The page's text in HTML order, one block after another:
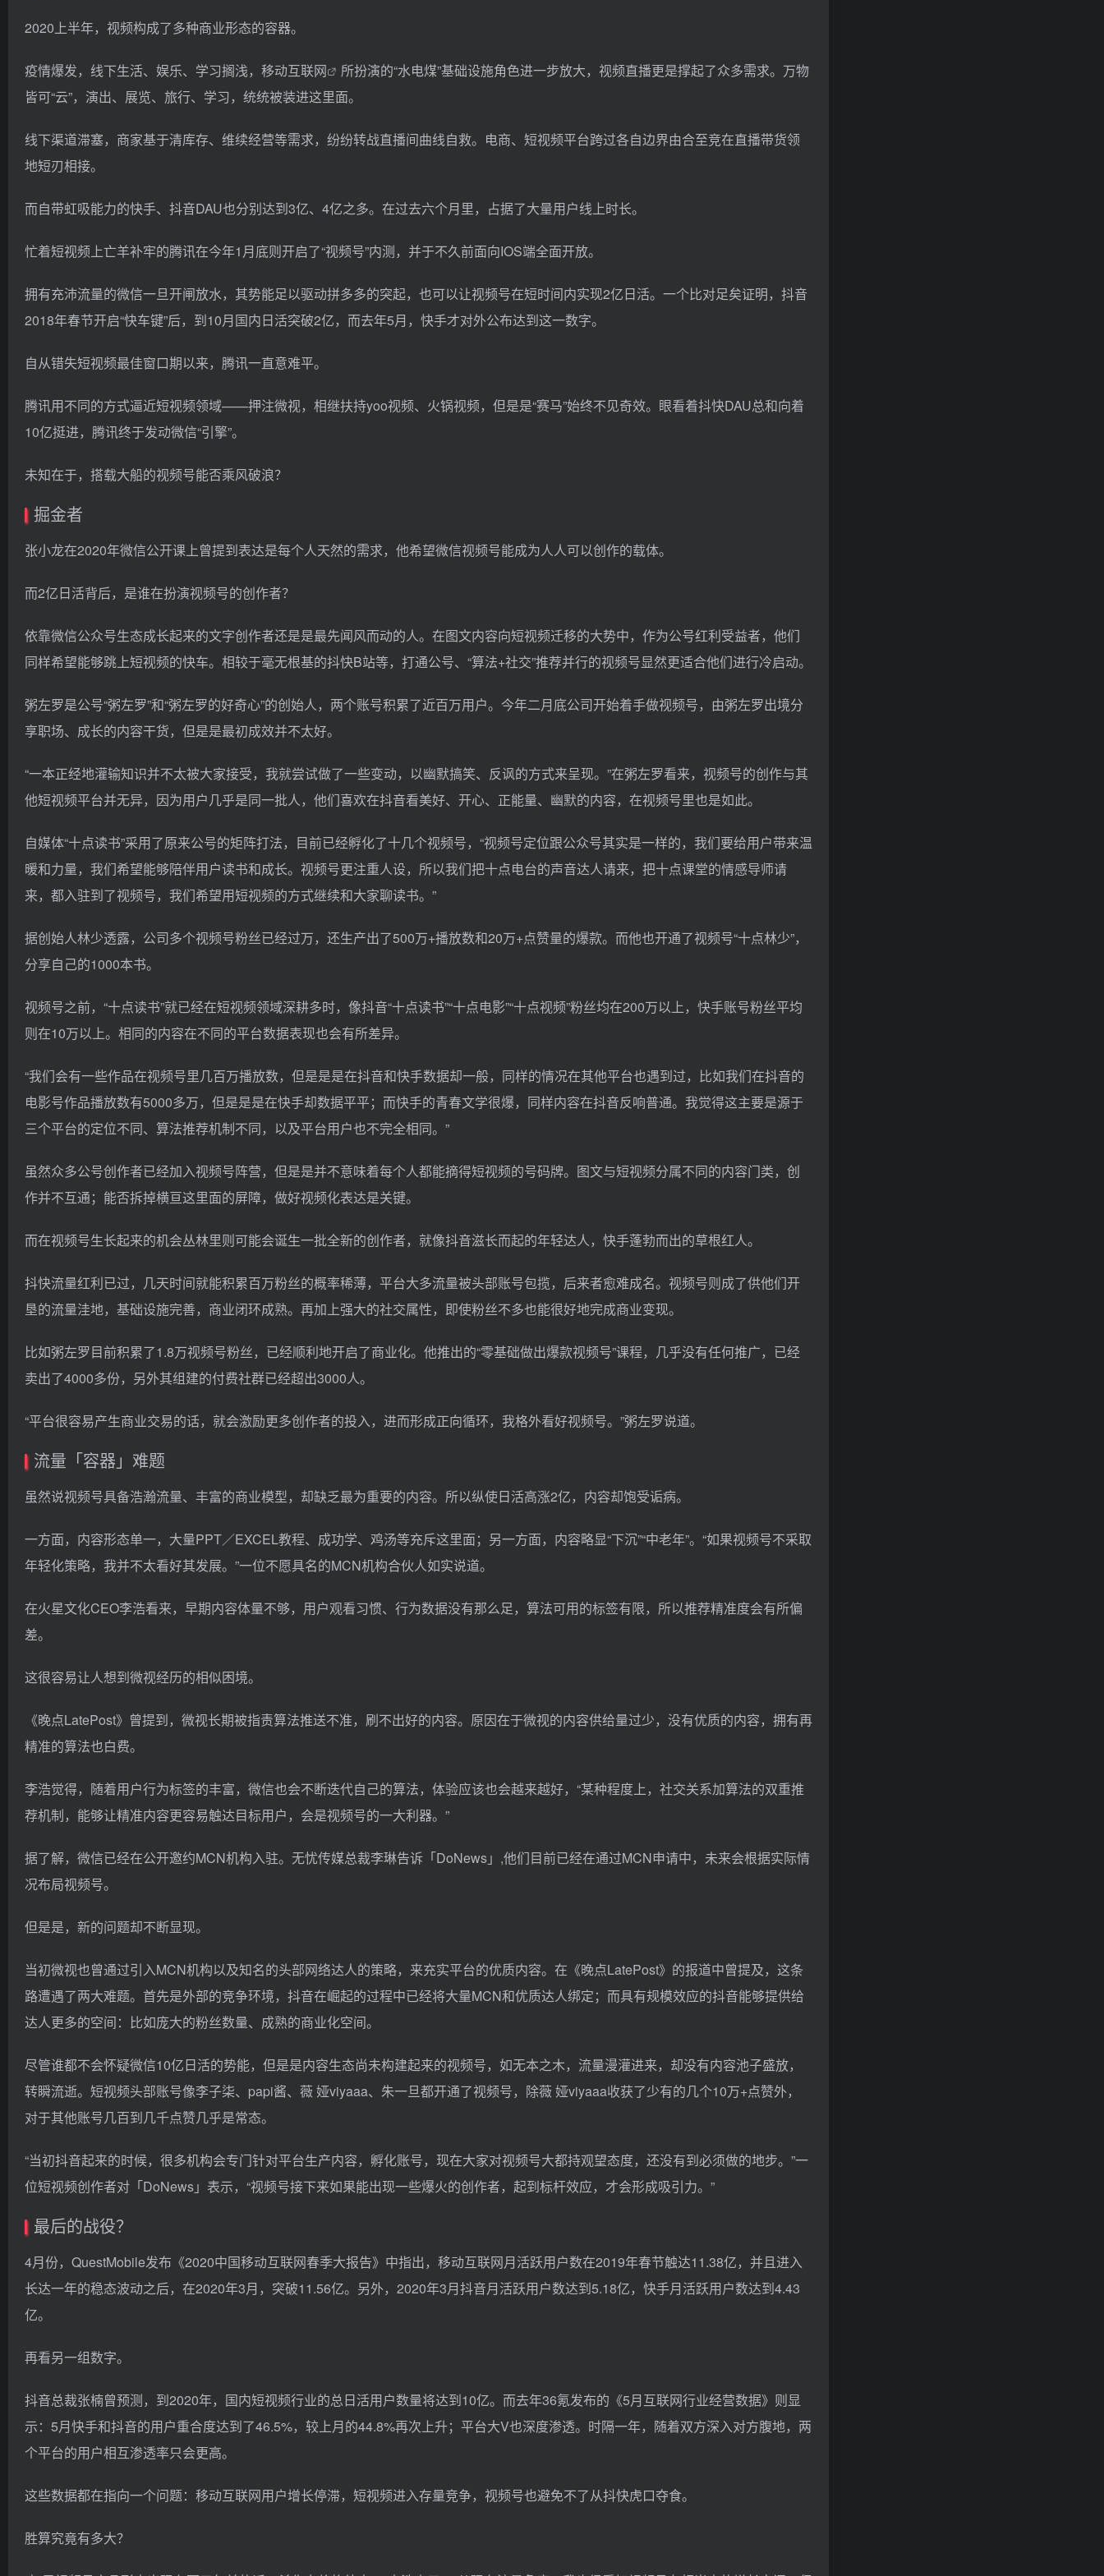
2020上半年，视频构成了多种商业形态的容器。
疫情爆发，线下生活、娱乐、学习搁浅，移动互联网
所扮演的“水电煤”基础设施角色进一步放大，视频直播更是撑起了众多需求。万物
皆可“云”，演出、展览、旅行、学习，统统被装进这里面。
线下渠道滞塞，商家基于清库存、维续经营等需求，纷纷转战直播间曲线自救。电商、短视频平台跨过各自边界由合至竞在直播带货领
地短刃相接。
而自带虹吸能力的快手、抖音DAU也分别达到3亿、4亿之多。在过去六个月里，占据了大量用户线上时长。
忙着短视频上亡羊补牢的腾讯在今年1月底则开启了“视频号”内测，并于不久前面向IOS端全面开放。
拥有充沛流量的微信一旦开闸放水，其势能足以驱动拼多多的突起，也可以让视频号在短时间内实现2亿日活。一个比对足矣证明，抖音
2018年春节开启“快车键”后，到10月国内日活突破2亿，而去年5月，快手才对外公布达到这一数字。
自从错失短视频最佳窗口期以来，腾讯一直意难平。
腾讯用不同的方式逼近短视频领域——押注微视，相继扶持yoo视频、火锅视频，但是是“赛马”始终不见奇效。眼看着抖快DAU总和向着
10亿挺进，腾讯终于发动微信“引擎”。
未知在于，搭载大船的视频号能否乘风破浪？
掘金者
张小龙在2020年微信公开课上曾提到表达是每个人天然的需求，他希望微信视频号能成为人人可以创作的载体。
而2亿日活背后，是谁在扮演视频号的创作者？
依靠微信公众号生态成长起来的文字创作者还是是最先闻风而动的人。在图文内容向短视频迁移的大势中，作为公号红利受益者，他们
同样希望能够跳上短视频的快车。相较于毫无根基的抖快B站等，打通公号、“算法+社交”推荐并行的视频号显然更适合他们进行冷启动。
粥左罗是公号“粥左罗”和“粥左罗的好奇心”的创始人，两个账号积累了近百万用户。今年二月底公司开始着手做视频号，由粥左罗出境分
享职场、成长的内容干货，但是是最初成效并不太好。
“一本正经地灌输知识并不太被大家接受，我就尝试做了一些变动，以幽默搞笑、反讽的方式来呈现。”在粥左罗看来，视频号的创作与其
他短视频平台并无异，因为用户几乎是同一批人，他们喜欢在抖音看美好、开心、正能量、幽默的内容，在视频号里也是如此。
自媒体“十点读书”采用了原来公号的矩阵打法，目前已经孵化了十几个视频号，“视频号定位跟公众号其实是一样的，我们要给用户带来温
暖和力量，我们希望能够陪伴用户读书和成长。视频号更注重人设，所以我们把十点电台的声音达人请来，把十点课堂的情感导师请
来，都入驻到了视频号，我们希望用短视频的方式继续和大家聊读书。”
据创始人林少透露，公司多个视频号粉丝已经过万，还生产出了500万+播放数和20万+点赞量的爆款。而他也开通了视频号“十点林少”，
分享自己的1000本书。
视频号之前，“十点读书”就已经在短视频领域深耕多时，像抖音“十点读书”“十点电影”“十点视频”粉丝均在200万以上，快手账号粉丝平均
则在10万以上。相同的内容在不同的平台数据表现也会有所差异。
“我们会有一些作品在视频号里几百万播放数，但是是是在抖音和快手数据却一般，同样的情况在其他平台也遇到过，比如我们在抖音的
电影号作品播放数有5000多万，但是是是在快手却数据平平；而快手的青春文学很爆，同样内容在抖音反响普通。我觉得这主要是源于
三个平台的定位不同、算法推荐机制不同，以及平台用户也不完全相同。”
虽然众多公号创作者已经加入视频号阵营，但是是并不意味着每个人都能摘得短视频的号码牌。图文与短视频分属不同的内容门类，创
作并不互通；能否拆掉横亘这里面的屏障，做好视频化表达是关键。
而在视频号生长起来的机会丛林里则可能会诞生一批全新的创作者，就像抖音滋长而起的年轻达人，快手蓬勃而出的草根红人。
抖快流量红利已过，几天时间就能积累百万粉丝的概率稀薄，平台大多流量被头部账号包揽，后来者愈难成名。视频号则成了供他们开
垦的流量洼地，基础设施完善，商业闭环成熟。再加上强大的社交属性，即使粉丝不多也能很好地完成商业变现。
比如粥左罗目前积累了1.8万视频号粉丝，已经顺利地开启了商业化。他推出的“零基础做出爆款视频号”课程，几乎没有任何推广，已经
卖出了4000多份，另外其组建的付费社群已经超出3000人。
“平台很容易产生商业交易的话，就会激励更多创作者的投入，进而形成正向循环，我格外看好视频号。”粥左罗说道。
流量「容器」难题
虽然说视频号具备浩瀚流量、丰富的商业模型，却缺乏最为重要的内容。所以纵使日活高涨2亿，内容却饱受诟病。
一方面，内容形态单一，大量PPT／EXCEL教程、成功学、鸡汤等充斥这里面；另一方面，内容略显“下沉”“中老年”。“如果视频号不采取
年轻化策略，我并不太看好其发展。”一位不愿具名的MCN机构合伙人如实说道。
在火星文化CEO李浩看来，早期内容体量不够，用户观看习惯、行为数据没有那么足，算法可用的标签有限，所以推荐精准度会有所偏
差。
这很容易让人想到微视经历的相似困境。
《晚点LatePost》曾提到，微视长期被指责算法推送不准，刷不出好的内容。原因在于微视的内容供给量过少，没有优质的内容，拥有再
精准的算法也白费。
李浩觉得，随着用户行为标签的丰富，微信也会不断迭代自己的算法，体验应该也会越来越好，“某种程度上，社交关系加算法的双重推
荐机制，能够让精准内容更容易触达目标用户，会是视频号的一大利器。”
据了解，微信已经在公开邀约MCN机构入驻。无忧传媒总裁李琳告诉「DoNews」,他们目前已经在通过MCN申请中，未来会根据实际情
况布局视频号。
但是是，新的问题却不断显现。
当初微视也曾通过引入MCN机构以及知名的头部网络达人的策略，来充实平台的优质内容。在《晚点LatePost》的报道中曾提及，这条
路遭遇了两大难题。首先是外部的竞争环境，抖音在崛起的过程中已经将大量MCN和优质达人绑定；而具有规模效应的抖音能够提供给
达人更多的空间：比如庞大的粉丝数量、成熟的商业化空间。
尽管谁都不会怀疑微信10亿日活的势能，但是是内容生态尚未构建起来的视频号，如无本之木，流量漫灌进来，却没有内容池子盛放，
转瞬流逝。短视频头部账号像李子柒、papi酱、薇 娅viyaaa、朱一旦都开通了视频号，除薇 娅viyaaa收获了少有的几个10万+点赞外，
对于其他账号几百到几千点赞几乎是常态。
“当初抖音起来的时候，很多机构会专门针对平台生产内容，孵化账号，现在大家对视频号大都持观望态度，还没有到必须做的地步。”一
位短视频创作者对「DoNews」表示，“视频号接下来如果能出现一些爆火的创作者，起到标杆效应，才会形成吸引力。”
最后的战役？
4月份，QuestMobile发布《2020中国移动互联网春季大报告》中指出，移动互联网月活跃用户数在2019年春节触达11.38亿，并且进入
长达一年的稳态波动之后，在2020年3月，突破11.56亿。另外，2020年3月抖音月活跃用户数达到5.18亿，快手月活跃用户数达到4.43
亿。
再看另一组数字。
抖音总裁张楠曾预测，到2020年，国内短视频行业的总日活用户数量将达到10亿。而去年36氪发布的《5月互联网行业经营数据》则显
示：5月快手和抖音的用户重合度达到了46.5%，较上月的44.8%再次上升；平台大V也深度渗透。时隔一年，随着双方深入对方腹地，两
个平台的用户相互渗透率只会更高。
这些数据都在指向一个问题：移动互联网用户增长停滞，短视频进入存量竞争，视频号也避免不了从抖快虎口夺食。
胜算究竟有多大？